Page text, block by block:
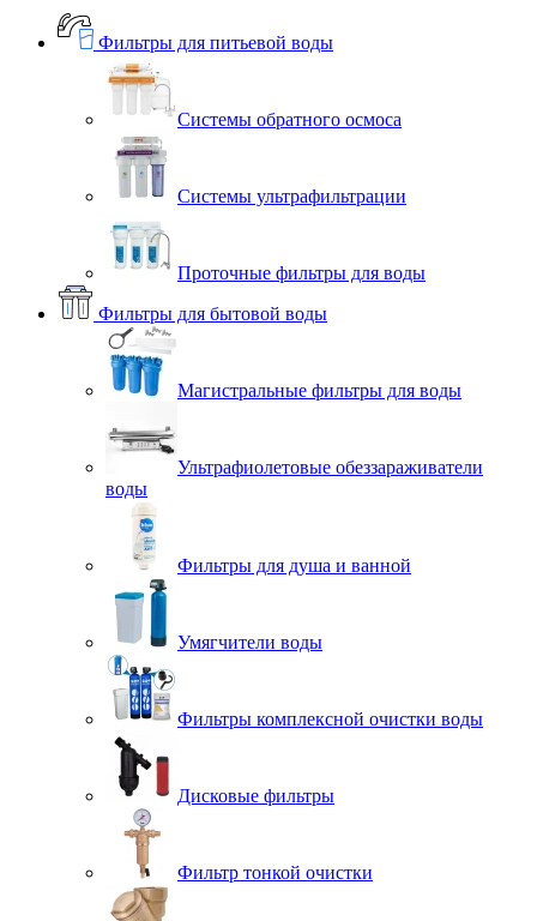
Фильтры для питьевой воды
Системы обратного осмоса
Системы ультрафильтрации
Проточные фильтры для воды
Фильтры для бытовой воды
Магистральные фильтры для воды
Ультрафиолетовые обеззараживатели
воды
Фильтры для душа и ванной
Умягчители воды
Фильтры комплексной очистки воды
Дисковые фильтры
Фильтр тонкой очистки